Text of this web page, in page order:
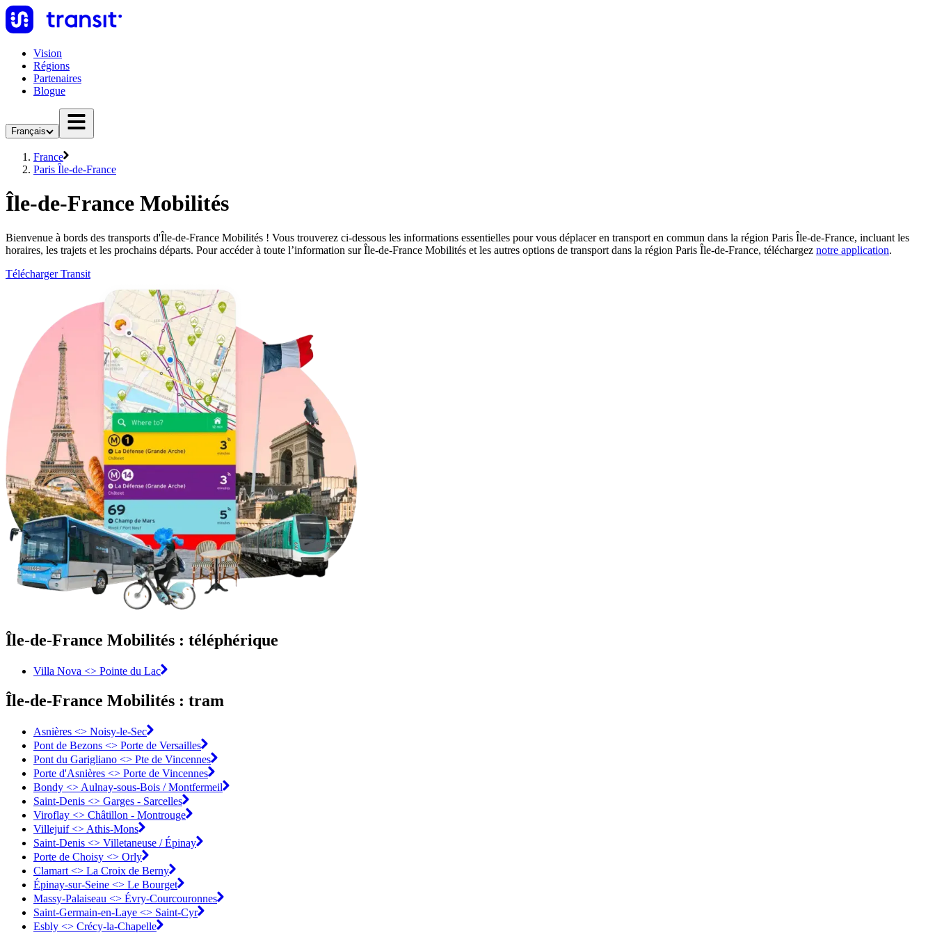
Vision
Régions
Partenaires
Blogue
Français
France
Paris Île-de-France
Île-de-France Mobilités
Bienvenue à bords des transports d'Île-de-France Mobilités ! Vous trouverez ci-dessous les informations essentielles pour vous déplacer en transport en commun dans la région Paris Île-de-France, incluant les
horaires, les trajets et les prochains départs. Pour accéder à toute l’information sur Île-de-France Mobilités et les autres options de transport dans la région Paris Île-de-France, téléchargez notre application.
Télécharger Transit
Île-de-France Mobilités : téléphérique
Villa Nova <> Pointe du Lac
Île-de-France Mobilités : tram
Asnières <>︎ Noisy-le-Sec
Pont de Bezons <>︎ Porte de Versailles
Pont du Garigliano <>︎ Pte de Vincennes
Porte d'Asnières <>︎ Porte de Vincennes
Bondy <>︎ Aulnay-sous-Bois / Montfermeil
Saint-Denis <>︎ Garges - Sarcelles
Viroflay <>︎ Châtillon - Montrouge
Villejuif <>︎ Athis-Mons
Saint-Denis <>︎ Villetaneuse / Épinay
Porte de Choisy <>︎ Orly
Clamart <>︎ La Croix de Berny
Épinay-sur-Seine <>︎ Le Bourget
Massy-Palaiseau <> Évry-Courcouronnes︎
Saint-Germain-en-Laye <>︎ Saint-Cyr
Esbly <> Crécy-la-Chapelle